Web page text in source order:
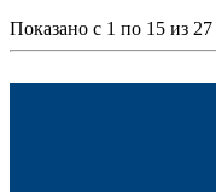
Показано с 1 по 15 из